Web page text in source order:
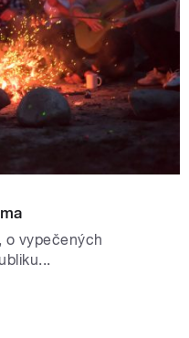
o vypečených